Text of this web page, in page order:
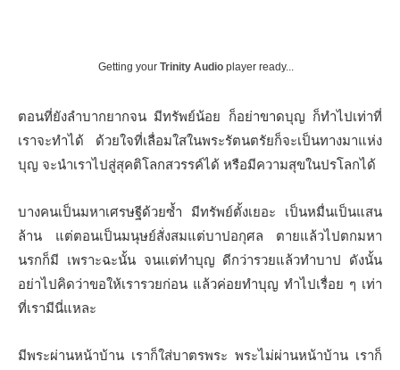
Getting your Trinity Audio player ready...
ตอนที่ยังลําบากยากจน มีทรัพย์น้อย ก็อย่าขาดบุญ ก็ทําไปเท่าที่
เราจะทําได้ ด้วยใจที่เลื่อมใสในพระรัตนตรัยก็จะเป็นทางมาแห่ง
บุญ จะนําเราไปสู่สุคติโลกสวรรค์ได้ หรือมีความสุขในปรโลกได้
บางคนเป็นมหาเศรษฐีด้วยซ้ำ มีทรัพย์ตั้งเยอะ เป็นหมื่นเป็นแสน
ล้าน แต่ตอนเป็นมนุษย์สั่งสมแต่บาปอกุศล ตายแล้วไปตกมหา
นรกก็มี เพราะฉะนั้น จนแต่ทําบุญ ดีกว่ารวยแล้วทําบาป ดังนั้น
อย่าไปคิดว่าขอให้เรารวยก่อน แล้วค่อยทําบุญ ทําไปเรื่อย ๆ เท่า
ที่เรามีนี่แหละ
มีพระผ่านหน้าบ้าน เราก็ใส่บาตรพระ พระไม่ผ่านหน้าบ้าน เราก็